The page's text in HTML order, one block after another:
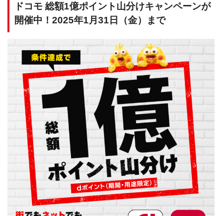
ドコモ 総額1億ポイント山分けキャンペーンが
開催中！2025年1月31日（金）まで